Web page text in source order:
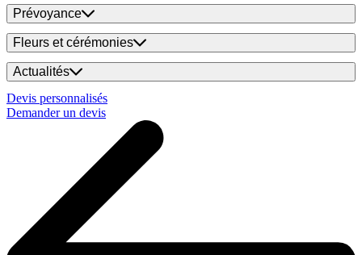
Prévoyance
Fleurs et cérémonies
Actualités
Devis personnalisés
Demander un devis